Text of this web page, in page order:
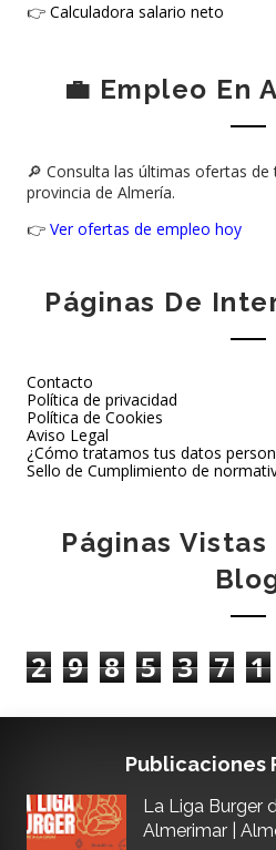
👉 Calculadora salario neto
💼 Empleo En
🔎 Consulta las últimas ofertas
provincia de Almería.
👉 Ver ofertas de empleo hoy
Páginas De
Contacto
Política de privacidad
Política de Cookies
Aviso Legal
¿Cómo tratamos tus datos
Sello de Cumplimiento de
Páginas
2 9 8 5 3 7 1
Publicaciones
La Liga Burger
Almerimar |